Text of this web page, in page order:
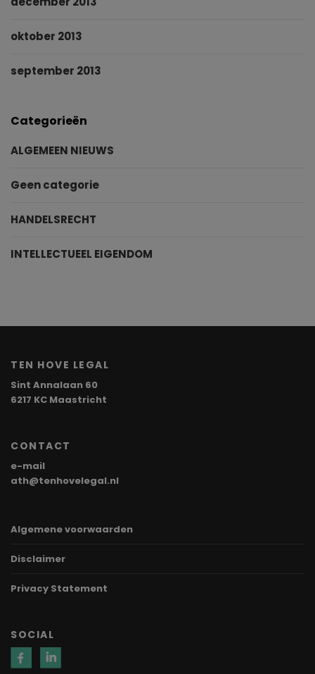
oktober 2013
september 2013
Categorieën
ALGEMEEN NIEUWS
Geen categorie
HANDELSRECHT
INTELLECTUEEL EIGENDOM
TEN HOVE LEGAL
Sint Annalaan 60
6217 KC Maastricht
CONTACT
e-mail
ath@tenhovelegal.nl
Algemene voorwaarden
Disclaimer
Privacy Statement
SOCIAL